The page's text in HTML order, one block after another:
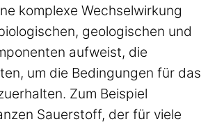
komplexe Wechselwirkung
geologischen und
aufweist, die
um die Bedingungen für das
Zum Beispiel
Sauerstoff, der für viele